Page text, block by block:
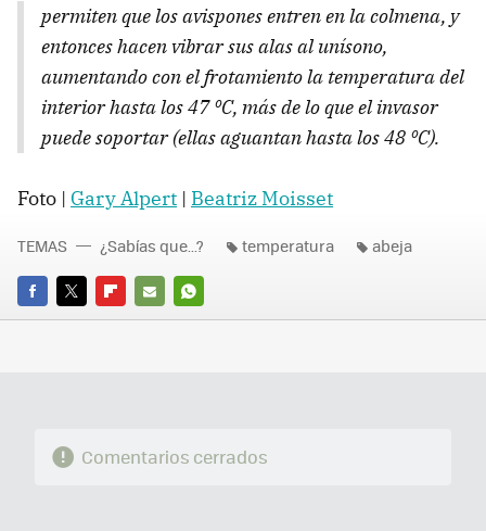
permiten que los avispones entren en la colmena, y
entonces hacen vibrar sus alas al unísono,
aumentando con el frotamiento la temperatura del
interior hasta los 47 ºC, más de lo que el invasor
puede soportar (ellas aguantan hasta los 48 ºC).
Foto | Gary Alpert | Beatriz Moisset
FACEBOOK
TWITTERFLIPBOARD
E-
WHATSAPP
TEMAS ¿Sabías que...? temperatura abeja
Comentarios cerrados